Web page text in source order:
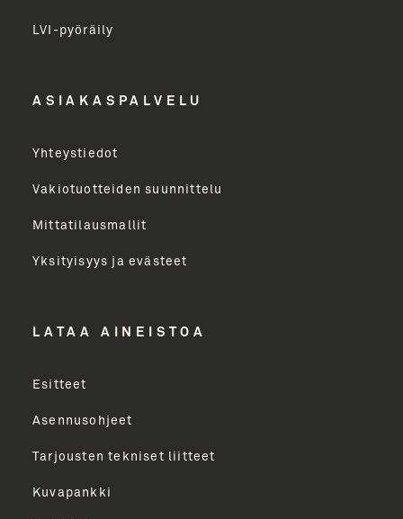
Etunimi
Yritys
LÄHETÄ
LVI-pyöräily
ASIAKASPALVELU
Yhteystiedot
Vakiotuotteiden suunnittelu
Mittatilausmallit
Yksityisyys ja evästeet
LATAA AINEISTOA
Esitteet
Asennusohjeet
Tarjousten tekniset liitteet
Kuvapankki